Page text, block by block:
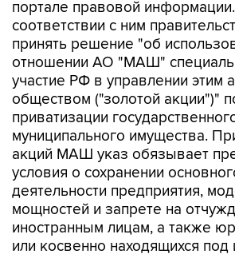
портале правовой
соответствии с ним
принять решение "об
отношении АО "МАШ"
участие РФ в управлении этим
обществом ("золотой акции")"
приватизации
муниципального имущества.
акций МАШ указ обязывает
условия о сохранении
деятельности предприятия,
мощностей и запрете на
иностранным лицам, а также
или косвенно находящихся под